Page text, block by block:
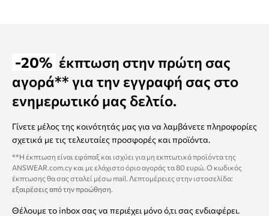
-20% έκπτωση στην πρώτη σας
αγορά** για την εγγραφή σας στο
ενημερωτικό μας δελτίο.
Γίνετε μέλος της κοινότητάς μας για να λαμβάνετε πληροφορίες
σχετικά με τις τελευταίες προσφορές και προϊόντα.
**Η έκπτωση είναι εφάπαξ και ισχύει για μη εκπτωτικά προϊόντα της
ANSWEAR.com.cy και με ελάχιστο όριο αγοράς τα 80 ευρώ. Ο κωδικός
έκπτωσης θα σας σταλεί μέσω mail. Λεπτομέρειες στην ιστοσελίδα:
εξαιρέσεις από την προώθηση.
Θέλουμε το inbox σας να περιέχει μόνο ό,τι σας ενδιαφέρει.